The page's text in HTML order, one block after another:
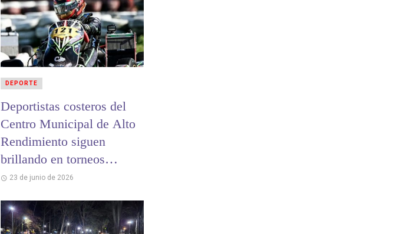
Deportistas costeros del
Centro Municipal de Alto
Rendimiento siguen
brillando en torneos
nacionales e
23 de junio de 2026
DEPORTE